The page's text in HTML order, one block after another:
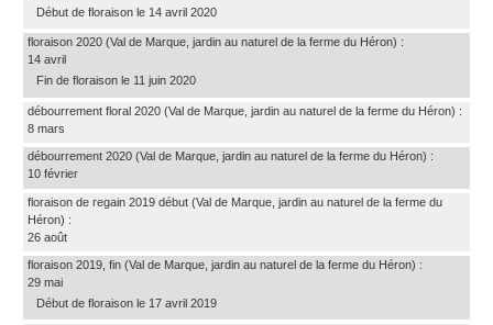
Début de floraison le 14 avril 2020
floraison 2020 (Val de Marque, jardin au naturel de la ferme du Héron) :
14 avril
Fin de floraison le 11 juin 2020
débourrement floral 2020 (Val de Marque, jardin au naturel de la ferme du Héron) :
8 mars
débourrement 2020 (Val de Marque, jardin au naturel de la ferme du Héron) :
10 février
floraison de regain 2019 début (Val de Marque, jardin au naturel de la ferme du
Héron) :
26 août
floraison 2019, fin (Val de Marque, jardin au naturel de la ferme du Héron) :
29 mai
Début de floraison le 17 avril 2019